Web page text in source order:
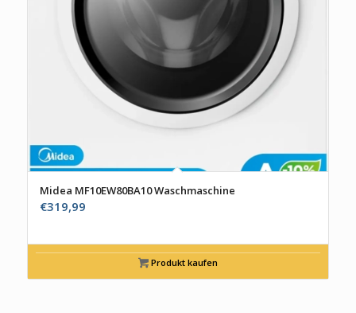
Midea MF10EW80BA10 Waschmaschine
€319,99
Produkt kaufen